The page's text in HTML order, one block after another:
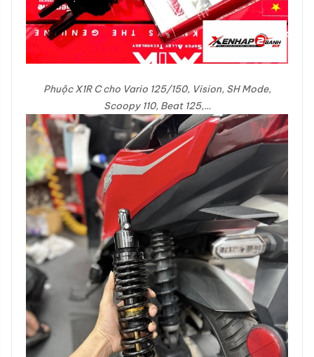
Phuộc X1R C cho Vario 125/150, Vision, SH Mode,
Scoopy 110, Beat 125,…